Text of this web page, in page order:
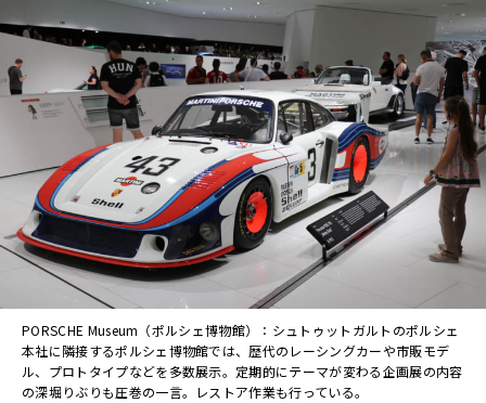
PORSCHE Museum（ポルシェ博物館）：シュトゥットガルトのポルシェ
本社に隣接するポルシェ博物館では、歴代のレーシングカーや市販モデ
ル、プロトタイプなどを多数展示。定期的にテーマが変わる企画展の内容
の深堀りぶりも圧巻の一言。レストア作業も行っている。